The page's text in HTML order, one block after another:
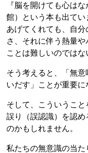
『脳を開けても心は
館）という本も出て
あげてくれても、自
さ、それに伴う熱量
ことは難しいのではな
そう考えると、「無意
いだす」ことが重要に
そして、こういうこ
誤り（誤認識）を認
のかもしれません。
私たちの無意識の当